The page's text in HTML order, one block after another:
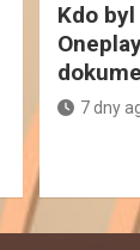
Kdo
7 dny